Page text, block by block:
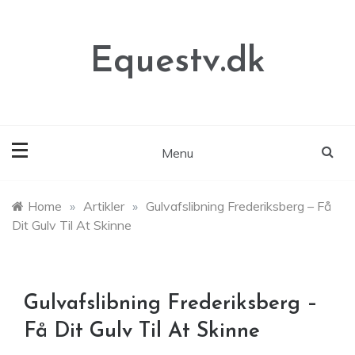
Equestv.dk
Menu
Home » Artikler » Gulvafslibning Frederiksberg – Få
Dit Gulv Til At Skinne
Gulvafslibning Frederiksberg –
Få Dit Gulv Til At Skinne